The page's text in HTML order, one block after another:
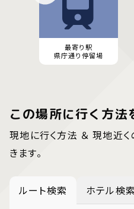
最寄り駅
県庁通り停留場
この場所に行く方法
現地に行く方法 ＆ 現地近
きます。
ルート検索 ホテル検索